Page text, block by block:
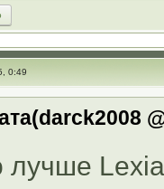
0:49
лучше